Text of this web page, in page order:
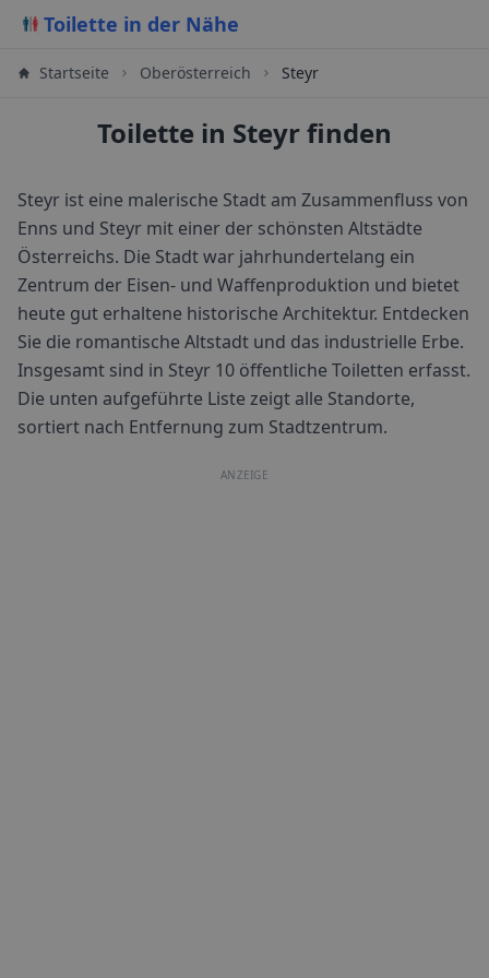
Toilette in der Nähe
Startseite Oberösterreich Steyr
Toilette in Steyr finden
Steyr ist eine malerische Stadt am Zusammenfluss von
Enns und Steyr mit einer der schönsten Altstädte
Österreichs. Die Stadt war jahrhundertelang ein
Zentrum der Eisen- und Waffenproduktion und bietet
heute gut erhaltene historische Architektur. Entdecken
Sie die romantische Altstadt und das industrielle Erbe.
Insgesamt sind in Steyr 10 öffentliche Toiletten erfasst.
Die unten aufgeführte Liste zeigt alle Standorte,
sortiert nach Entfernung zum Stadtzentrum.
ANZEIGE